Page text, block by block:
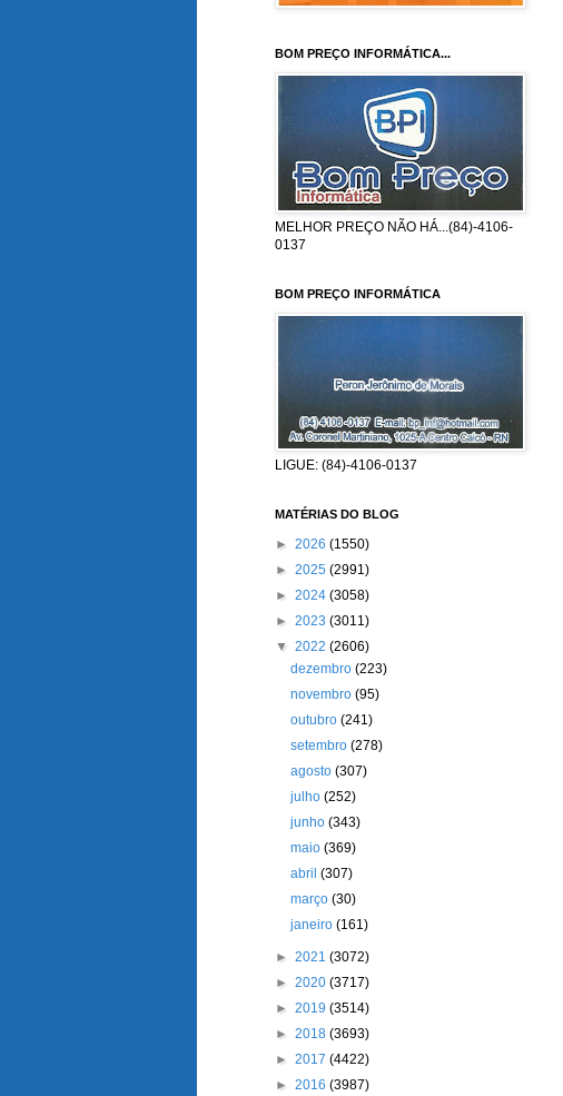
BOM PREÇO INFORMÁTICA...
MELHOR PREÇO NÃO HÁ...(84)-4106-
0137
BOM PREÇO INFORMÁTICA
LIGUE: (84)-4106-0137
MATÉRIAS DO BLOG
► 2026 (1550)
► 2025 (2991)
► 2024 (3058)
► 2023 (3011)
▼ 2022 (2606)
dezembro(223)
novembro(95)
outubro(241)
setembro(278)
agosto(307)
julho(252)
junho(343)
maio(369)
abril(307)
março(30)
janeiro(161)
► 2021 (3072)
► 2020 (3717)
► 2019 (3514)
► 2018 (3693)
► 2017 (4422)
► 2016 (3987)